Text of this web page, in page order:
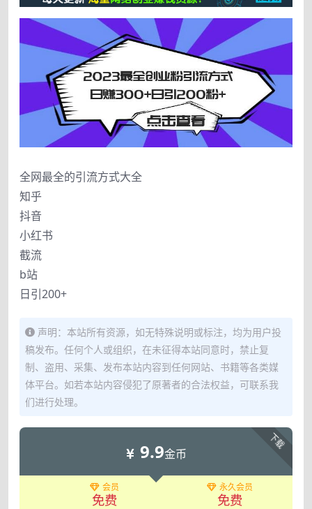
全网最全的引流方式大全
知乎
抖音
小红书
截流
b站
日引200+
声明：本站所有资源，如无特殊说明或标注，均为用户投
稿发布。任何个人或组织，在未征得本站同意时，禁止复
制、盗用、采集、发布本站内容到任何网站、书籍等各类媒
体平台。如若本站内容侵犯了原著者的合法权益，可联系我
们进行处理。
下载
9.9金币
会员
免费
永久会员
免费